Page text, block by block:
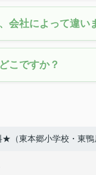
会社によって違い
こですか？
（東本郷小学校・東鴨